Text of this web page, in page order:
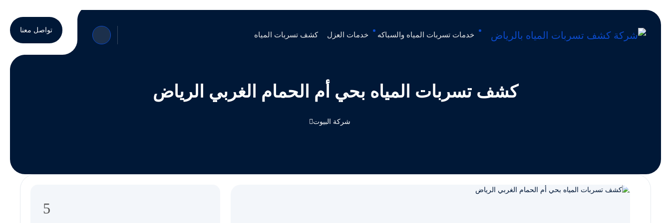
خدمات تسربات المياه والسباكه خدمات العزل كشف تسربات المياه
تواصل معنا
كشف تسربات المياه بحي أم الحمام الغربي الرياض
شركة البيوت
5